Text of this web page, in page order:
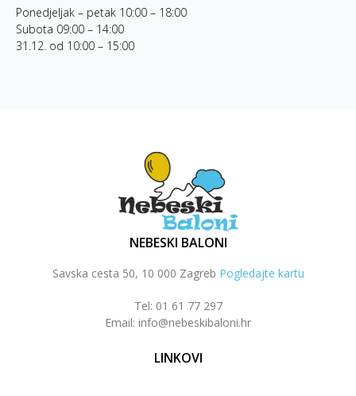
Ponedjeljak – petak 10:00 – 18:00
Subota 09:00 – 14:00
31.12. od 10:00 – 15:00
NEBESKI BALONI
Savska cesta 50, 10 000 Zagreb Pogledajte kartu
Tel: 01 61 77 297
Email: info@nebeskibaloni.hr
LINKOVI